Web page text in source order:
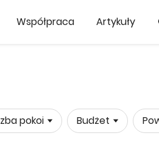
Współpraca Artykuły
pokoi Budżet